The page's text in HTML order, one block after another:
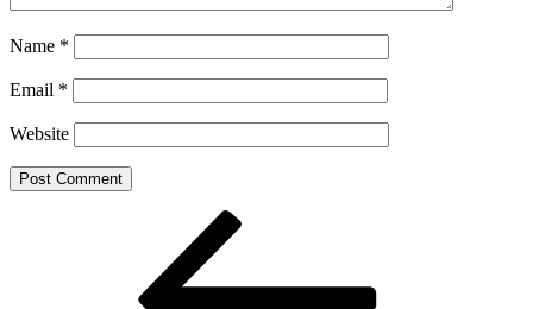
Name *
Email *
Website